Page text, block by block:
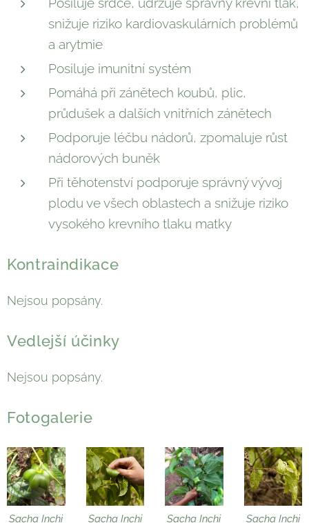
Posiluje srdce, udržuje správný krevní tlak,
snižuje riziko kardiovaskulárních problémů
a arytmie
Posiluje imunitní systém
Pomáhá při zánětech koubů, plic,
průdušek a dalších vnitřních zánětech
Podporuje léčbu nádorů, zpomaluje růst
nádorových buněk
Při těhotenství podporuje správný vývoj
plodu ve všech oblastech a snižuje riziko
vysokého krevního tlaku matky
Kontraindikace
Nejsou popsány.
Vedlejší účinky
Nejsou popsány.
Fotogalerie
Sacha Inchi
Sacha Inchi
Sacha Inchi
Sacha Inchi